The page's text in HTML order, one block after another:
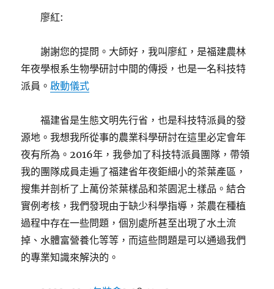
廖紅:
謝謝您的提問。大師好，我叫廖紅，是福建農林
年夜學根系生物學研討中間的傳授，也是一名科技特
派員。啟動儀式
福建省是生態文明先行省，也是科技特派員的發
源地。我想我所從事的農業科學研討在這里必定會年
夜有所為。2016年，我參加了科技特派員團隊，帶領
我的團隊成員走遍了福建省年夜鉅細小的茶葉產區，
搜集并剖析了上萬份茶葉樣品和茶園泥土樣品。結合
實例考核，我們發現由于缺少科學指導，茶農在種植
過程中存在一些問題，個別處所甚至出現了水土流
掉、水體富營養化等等，而這些問題是可以通過我們
的專業知識來解決的。